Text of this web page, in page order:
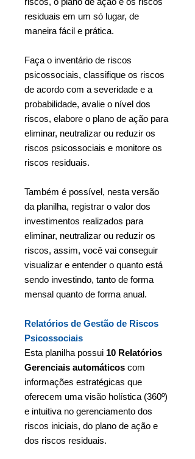
residuais em um só lugar, de
maneira fácil e prática.
Faça o inventário de riscos
psicossociais, classifique os riscos
de acordo com a severidade e a
probabilidade, avalie o nível dos
riscos, elabore o plano de ação para
eliminar, neutralizar ou reduzir os
riscos psicossociais e monitore os
riscos residuais.
Também é possível, nesta versão
da planilha, registrar o valor dos
investimentos realizados para
eliminar, neutralizar ou reduzir os
riscos, assim, você vai conseguir
visualizar e entender o quanto está
sendo investindo, tanto de forma
mensal quanto de forma anual.
Relatórios de Gestão de Riscos
Psicossociais
Esta planilha possui 10 Relatórios
Gerenciais automáticos com
informações estratégicas que
oferecem uma visão holística (360º)
e intuitiva no gerenciamento dos
riscos iniciais, do plano de ação e
dos riscos residuais.